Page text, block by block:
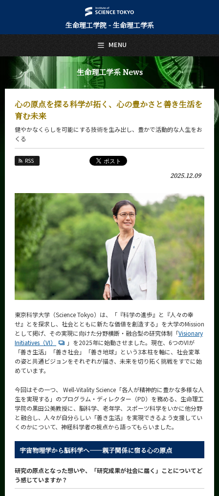
生命理工学院 - 生命理工学系
生命理工学系 News
心の原点を探る科学が拓く、心の豊かさと善き生活を
育む未来
健やかなくらしを可能にする技術を生み出し、豊かで活動的な人生をお
くる
RSS
2025.12.09
東京科学大学（Science Tokyo）は、「『科学の進歩』と『人々の幸
せ』とを探求し、社会とともに新たな価値を創造する」を大学のMission
として掲げ、その実現に向けた分野横断・融合型の研究体制「Visionary
Initiatives（VI）
」を2025年に始動させました。現在、6つのVIが
「善き生活」「善き社会」「善き地球」という3本柱を軸に、社会変革
の姿と共通ビジョンをそれぞれが描き、未来を切り拓く挑戦をすでに始
めています。
今回はその一つ、 Well-Vitality Science「各人が精神的に豊かな多様な人
生を実現する」のプログラム・ディレクター（PD）を務める、生命理工
学院の黒田公美教授に、脳科学、老年学、スポーツ科学をいかに他分野
と融合し、人々が自分らしい「善き生活」を実現できるよう支援してい
くのかについて、神経科学者の視点から語ってもらいました。
宇宙物理学から脳科学へ——親子関係に宿る心の原点
研究の原点となった想いや、「研究成果が社会に届く」ことについてど
う感じていますか？
MENU
日本語 English
トップページ
Top Page
生命理工学系について
About Us
教育
Education
未来
入学案内
Admissions
生命理工学系 News
News
News 一覧
カテゴリ別
月別
イベントカレンダー
Event Calendar
学内向け情報
系詳細情報
CLOSE